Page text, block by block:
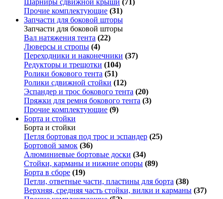
Шарниры сдвижной крыши (71)
Прочие комплектующие (31)
Запчасти для боковой шторы
Запчасти для боковой шторы
Вал натяжения тента (22)
Люверсы и стропы (4)
Переходники и наконечники (37)
Редукторы и трещотки (104)
Ролики бокового тента (51)
Ролики сдвижной стойки (12)
Эспандер и трос бокового тента (20)
Пряжки для ремня бокового тента (3)
Прочие комплектующие (9)
Борта и стойки
Борта и стойки
Петля бортовая под трос и эспандер (25)
Бортовой замок (36)
Алюминиевые бортовые доски (34)
Стойки, карманы и нижние опоры (89)
Борта в сборе (19)
Петли, ответные части, пластины для борта (38)
Верхняя, средняя часть стойки, вилки и карманы (37)